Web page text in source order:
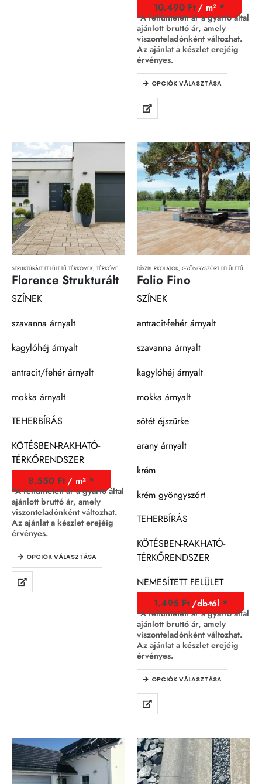
10.490 Ft/ m²
*A feltüntetett ár a gyártó által
ajánlott bruttó ár, amely
viszonteladónként változhat.
Az ajánlat a készlet erejéig
érvényes.
OPCIÓK VÁLASZTÁSA
STRUKTÚRÁLT FELÜLETŰ TÉRKÖVEK, TÉRKÖVEK, TÉRKŐRENDSZEREK ÉS LAPOK
Florence Strukturált
SZÍNEK
szavanna árnyalt
kagylóhéj árnyalt
antracit/fehér árnyalt
mokka árnyalt
TEHERBÍRÁS
KÖTÉSBEN-RAKHATÓ-
TÉRKŐRENDSZER
8.550 Ft/ m²
*A feltüntetett ár a gyártó által
ajánlott bruttó ár, amely
viszonteladónként változhat.
Az ajánlat a készlet erejéig
érvényes.
OPCIÓK VÁLASZTÁSA
DÍSZBURKOLATOK, GYÖNGYSZÓRT FELÜLETŰ TÉRKÖVEK
Folio Fino
SZÍNEK
antracit-fehér árnyalt
szavanna árnyalt
kagylóhéj árnyalt
mokka árnyalt
sötét éjszürke
arany árnyalt
krém
krém gyöngyszórt
TEHERBÍRÁS
KÖTÉSBEN-RAKHATÓ-
TÉRKŐRENDSZER
NEMESÍTETT FELÜLET
1.495 Ft/db-tól
*A feltüntetett ár a gyártó által
ajánlott bruttó ár, amely
viszonteladónként változhat.
Az ajánlat a készlet erejéig
érvényes.
OPCIÓK VÁLASZTÁSA